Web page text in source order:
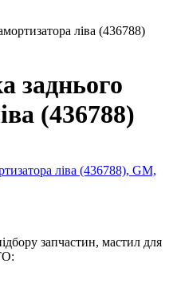
ліва (436788)
заднього
(436788)
запчастин, мастил для